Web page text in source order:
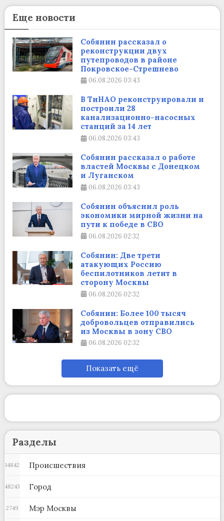
Еще новости
Собянин рассказал о
реконструкции двух
путепроводов в районе
Покровское-Стрешнево
06.08.2026 03:43
В ТиНАО реконструировали и
построили 28
канализационно-насосных
станций за 14 лет
06.08.2026 03:43
Собянин рассказал о работе
властей Москвы с Донецком
и Луганском
06.08.2026 03:43
Собянин объяснил роль
экономики мирной жизни на
пути к победе в СВО
06.08.2026 02:32
Собянин: Две трети
атакующих Россию
беспилотников летит в
сторону Москвы
06.08.2026 02:32
Собянин: Более 100 тысяч
добровольцев отправились
из Москвы в зону СВО
06.08.2026 02:32
Показать ещё
Разделы
Происшествия
14842
Город
48243
Мэр Москвы
2749